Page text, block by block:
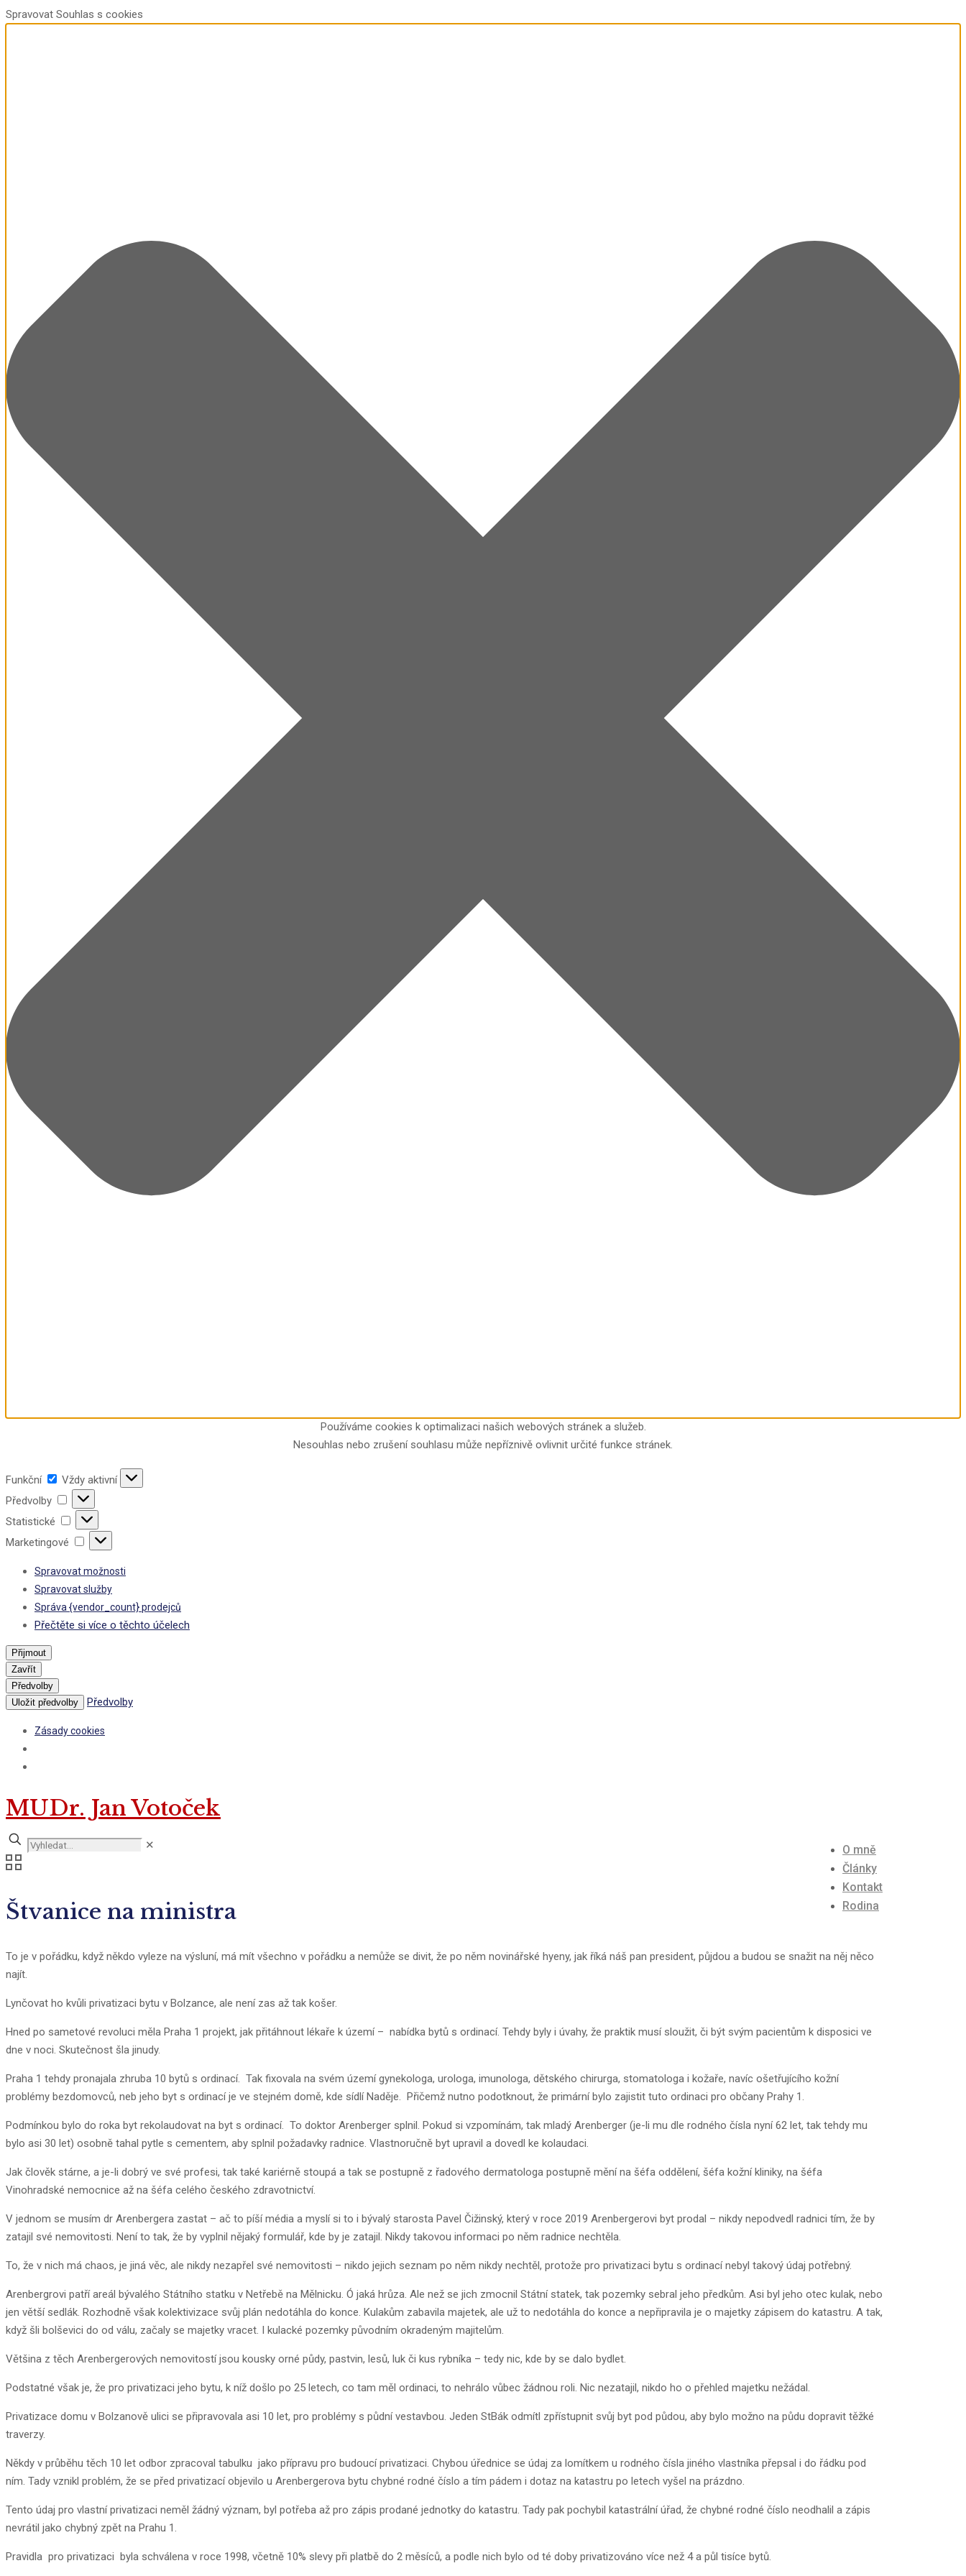
Spravovat Souhlas s cookies
Používáme cookies k optimalizaci našich webových stránek a služeb.
Nesouhlas nebo zrušení souhlasu může nepříznivě ovlivnit určité funkce stránek.
Funkční
Vždy aktivní
Předvolby
Statistické
Marketingové
Spravovat možnosti
Spravovat služby
Správa {vendor_count} prodejců
Přečtěte si více o těchto účelech
Přijmout
Zavřít
Předvolby
Uložit předvolby
Předvolby
Zásady cookies
MUDr. Jan Votoček
O mně
Články
Kontakt
Rodina
✕
Štvanice na ministra
To je v pořádku, když někdo vyleze na výsluní, má mít všechno v pořádku a nemůže se divit, že po něm novinářské hyeny, jak říká náš pan president, půjdou a budou se snažit na něj něco
najít.
Lynčovat ho kvůli privatizaci bytu v Bolzance, ale není zas až tak košer.
Hned po sametové revoluci měla Praha 1 projekt, jak přitáhnout lékaře k území – nabídka bytů s ordinací. Tehdy byly i úvahy, že praktik musí sloužit, či být svým pacientům k disposici ve
dne v noci. Skutečnost šla jinudy.
Praha 1 tehdy pronajala zhruba 10 bytů s ordinací. Tak fixovala na svém území gynekologa, urologa, imunologa, dětského chirurga, stomatologa i kožaře, navíc ošetřujícího kožní
problémy bezdomovců, neb jeho byt s ordinací je ve stejném domě, kde sídlí Naděje. Přičemž nutno podotknout, že primární bylo zajistit tuto ordinaci pro občany Prahy 1.
Podmínkou bylo do roka byt rekolaudovat na byt s ordinací. To doktor Arenberger splnil. Pokud si vzpomínám, tak mladý Arenberger (je-li mu dle rodného čísla nyní 62 let, tak tehdy mu
bylo asi 30 let) osobně tahal pytle s cementem, aby splnil požadavky radnice. Vlastnoručně byt upravil a dovedl ke kolaudaci.
Jak člověk stárne, a je-li dobrý ve své profesi, tak také kariérně stoupá a tak se postupně z řadového dermatologa postupně mění na šéfa oddělení, šéfa kožní kliniky, na šéfa
Vinohradské nemocnice až na šéfa celého českého zdravotnictví.
V jednom se musím dr Arenbergera zastat – ač to píší média a myslí si to i bývalý starosta Pavel Čižinský, který v roce 2019 Arenbergerovi byt prodal – nikdy nepodvedl radnici tím, že by
zatajil své nemovitosti. Není to tak, že by vyplnil nějaký formulář, kde by je zatajil. Nikdy takovou informaci po něm radnice nechtěla.
To, že v nich má chaos, je jiná věc, ale nikdy nezapřel své nemovitosti – nikdo jejich seznam po něm nikdy nechtěl, protože pro privatizaci bytu s ordinací nebyl takový údaj potřebný.
Arenbergrovi patří areál bývalého Státního statku v Netřebě na Mělnicku. Ó jaká hrůza. Ale než se jich zmocnil Státní statek, tak pozemky sebral jeho předkům. Asi byl jeho otec kulak, nebo
jen větší sedlák. Rozhodně však kolektivizace svůj plán nedotáhla do konce. Kulakům zabavila majetek, ale už to nedotáhla do konce a nepřipravila je o majetky zápisem do katastru. A tak,
když šli bolševici do od válu, začaly se majetky vracet. I kulacké pozemky původním okradeným majitelům.
Většina z těch Arenbergerových nemovitostí jsou kousky orné půdy, pastvin, lesů, luk či kus rybníka – tedy nic, kde by se dalo bydlet.
Podstatné však je, že pro privatizaci jeho bytu, k níž došlo po 25 letech, co tam měl ordinaci, to nehrálo vůbec žádnou roli. Nic nezatajil, nikdo ho o přehled majetku nežádal.
Privatizace domu v Bolzanově ulici se připravovala asi 10 let, pro problémy s půdní vestavbou. Jeden StBák odmítl zpřístupnit svůj byt pod půdou, aby bylo možno na půdu dopravit těžké
traverzy.
Někdy v průběhu těch 10 let odbor zpracoval tabulku jako přípravu pro budoucí privatizaci. Chybou úřednice se údaj za lomítkem u rodného čísla jiného vlastníka přepsal i do řádku pod
ním. Tady vznikl problém, že se před privatizací objevilo u Arenbergerova bytu chybné rodné číslo a tím pádem i dotaz na katastru po letech vyšel na prázdno.
Tento údaj pro vlastní privatizaci neměl žádný význam, byl potřeba až pro zápis prodané jednotky do katastru. Tady pak pochybil katastrální úřad, že chybné rodné číslo neodhalil a zápis
nevrátil jako chybný zpět na Prahu 1.
Pravidla pro privatizaci byla schválena v roce 1998, včetně 10% slevy při platbě do 2 měsíců, a podle nich bylo od té doby privatizováno více než 4 a půl tisíce bytů.